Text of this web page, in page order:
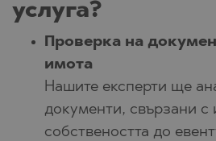
услуга?
Проверка на
имота
Нашите експерти ще
документи, свързани с
собствеността до